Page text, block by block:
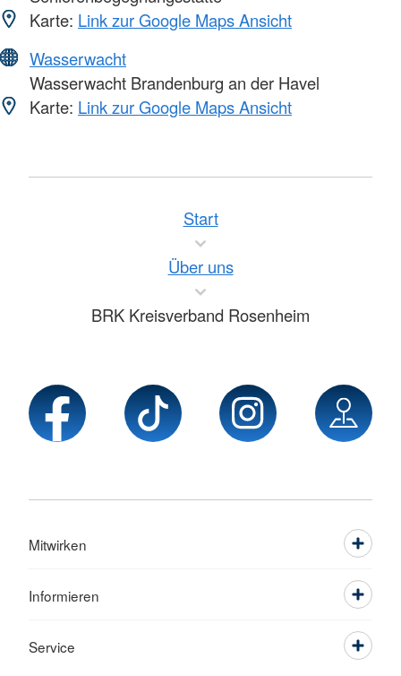
Karte: Link zur Google Maps Ansicht
Wasserwacht
Wasserwacht Brandenburg an der Havel
Karte: Link zur Google Maps Ansicht
Start
Über uns
BRK Kreisverband Rosenheim
Mitwirken
Informieren
Service